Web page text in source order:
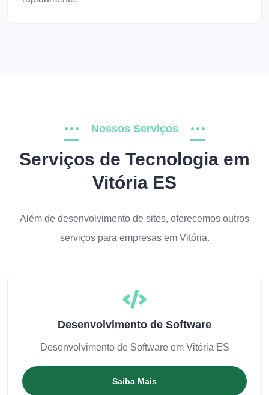
Nossos Serviços
Serviços de Tecnologia em
Vitória ES
Além de desenvolvimento de sites, oferecemos outros
serviços para empresas em Vitória.
Desenvolvimento de Software
Desenvolvimento de Software em Vitória ES
Saiba Mais